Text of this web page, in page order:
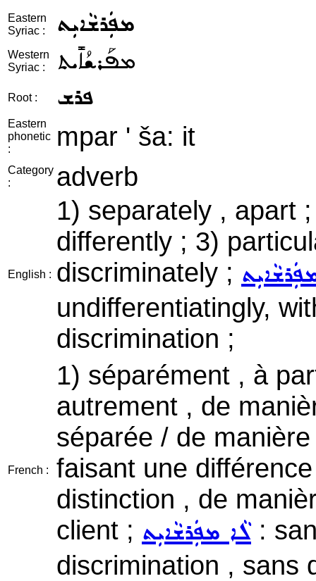
Eastern
Syriac :
ܡܦܲܪܫܵܐܝܼܬ
Western
Syriac :
ܡܦܰܪܫܳܐܺܝܬ
Root : ܦܪܫ
Eastern
phonetic
:
mpar ' ša: it
Category
:
adverb
English :
1) separately , apart
differently ; 3)
discriminately ;
undifferentiatingly,
discrimination ;
French :
1) séparément , à
autrement , de
séparée / de
faisant une
distinction , de
client ; ܠܵܐ ܡܦܲܪܫܵܐܝܼܬ:
discrimination , sans